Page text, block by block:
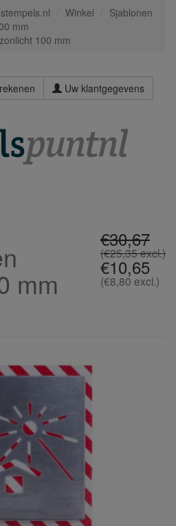
Winkel
Sjablonen
mm
100 mm
Uw klantgegevens
€30,67
(€25,35 excl.)
€10,65
(€8,80 excl.)
mm